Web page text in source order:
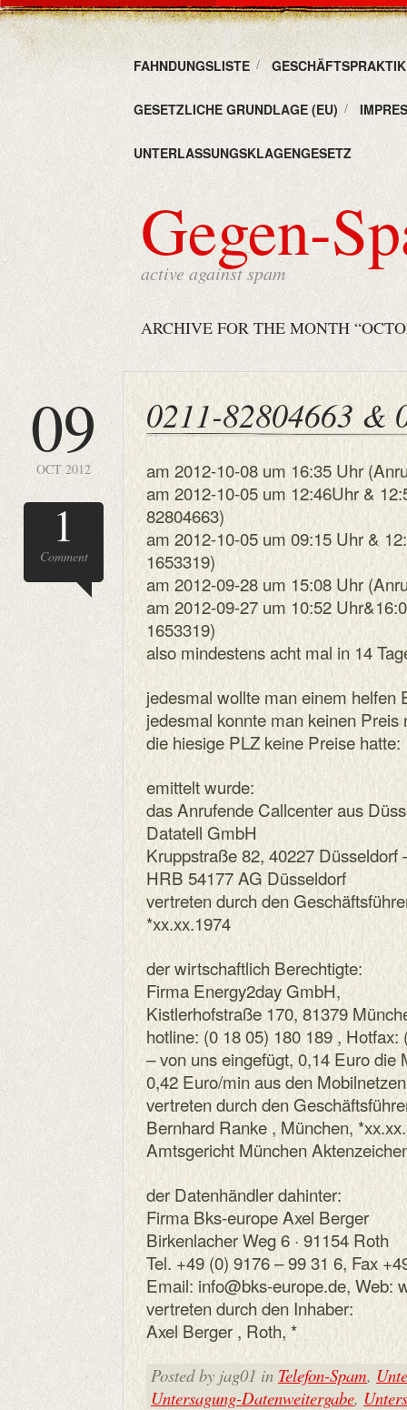
FAHNDUNGSLISTE
GESETZLICHE GRUNDLAGE (EU)
UNTERLASSUNGSKLAGENGESETZ
Gegen-
active against spam
ARCHIVE FOR THE MONTH
09
OCT 2012
1
Comment
0211-82804663 &
am 2012-10-08 um 16:35 Uhr
am 2012-10-05 um 12:46Uhr &
82804663)
am 2012-10-05 um 09:15 Uhr &
1653319)
am 2012-09-28 um 15:08 Uhr
am 2012-09-27 um 10:52
1653319)
also mindestens acht mal in 14
jedesmal wollte man einem helfen
jedesmal konnte man keinen
die hiesige PLZ keine Preise hatte:
emittelt wurde:
das Anrufende Callcenter aus
Datatell GmbH
Kruppstraße 82, 40227 Düsseldorf
HRB 54177 AG Düsseldorf
vertreten durch den
*xx.xx.1974
der wirtschaftlich Berechtigte:
Firma Energy2day GmbH,
Kistlerhofstraße 170, 81379
hotline: (0 18 05) 180 189 , Hotfax:
– von uns eingefügt, 0,14 Euro die
0,42 Euro/min aus den Mobilnetzen
vertreten durch den
Bernhard Ranke , München,
Amtsgericht München
der Datenhändler dahinter:
Firma Bks-europe Axel Berger
Birkenlacher Weg 6 · 91154 Roth
Tel. +49 (0) 9176 – 99 31 6, Fax
Email: info@bks-europe.de, Web:
vertreten durch den Inhaber:
Axel Berger , Roth, *
Posted by jag01 in Telefon-Spam,
Untersagung-Datenweitergabe,